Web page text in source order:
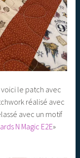
le patch avec
réalisé avec
avec un motif
N Magic E2E»